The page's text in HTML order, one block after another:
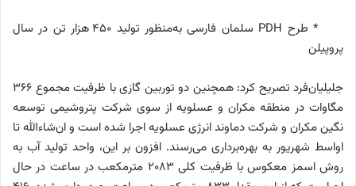
* طرح PDH سلمان فارسی به‌منظور تولید ۴۵۰ هزار تن در سال
پروپیلن
جلیلیان‌فرد تصریح کرد: همچنین دو توربین گازی با ظرفیت مجموع ۳۶۶
مگاوات در منطقه مکران و عسلویه از سوی شرکت پتروشیمی توسعه
نگین مکران و شرکت دماوند انرژی عسلویه اجرا شده است و ان‌شاءالله تا
اواسط شهریور به بهره‌برداری می‌رسند. افزون بر این، واحد تولید آب به
روش اسمز معکوس با ظرفیت کلی ۲۰۸۳ مترمکعب در ساعت در حال